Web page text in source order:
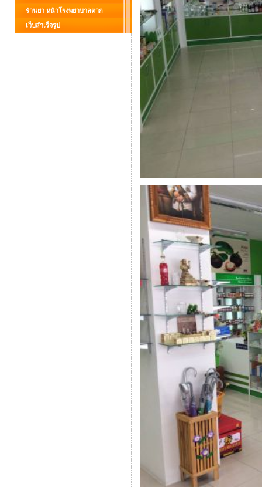
ร้านยา หน้าโรงพยาบาลตาก
เว็บสำเร็จรูป